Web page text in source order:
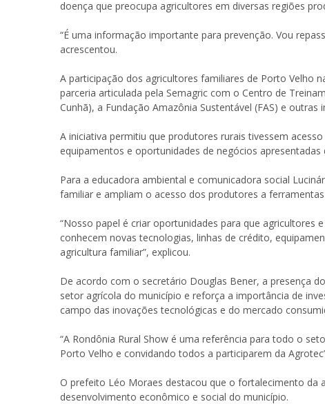
doença que preocupa agricultores em diversas regiões
“É uma informação importante para prevenção. Vou
acrescentou.
A participação dos agricultores familiares de Porto Velho
parceria articulada pela Semagric com o Centro de
Cunhã), a Fundação Amazônia Sustentável (FAS) e outras
A iniciativa permitiu que produtores rurais tivessem
equipamentos e oportunidades de negócios apresentadas
Para a educadora ambiental e comunicadora social
familiar e ampliam o acesso dos produtores a
“Nosso papel é criar oportunidades para que agricultores
conhecem novas tecnologias, linhas de crédito,
agricultura familiar”, explicou.
De acordo com o secretário Douglas Bener, a presença
setor agrícola do município e reforça a importância de
campo das inovações tecnológicas e do mercado
“A Rondônia Rural Show é uma referência para todo o
Porto Velho e convidando todos a participarem da
O prefeito Léo Moraes destacou que o fortalecimento da
desenvolvimento econômico e social do município.